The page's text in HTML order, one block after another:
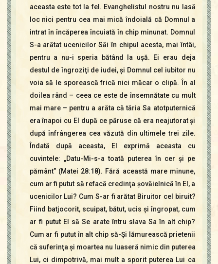
aceasta este tot la fel. Evanghelistul nostru nu lasă
loc nici pentru cea mai mică îndoială că Domnul a
intrat în încăperea încuiată în chip minunat. Domnul
S-a arătat ucenicilor Săi în chipul acesta, mai întâi,
pentru a nu-i speria bătând la uşă. Ei erau deja
destul de îngroziţi de iudei, şi Domnul cel iubitor nu
voia să le sporească frică nici măcar o clipă. În al
doilea rând – ceea ce este de însemnătate cu mult
mai mare – pentru a arăta că tăria Sa atotputernică
era înapoi cu El după ce păruse că era neajutorat şi
după înfrângerea cea văzută din ultimele trei zile.
Îndată după aceasta, El exprimă aceasta cu
cuvintele: „Datu-Mi-s-a toată puterea în cer şi pe
pământ” (Matei 28:18). Fără această mare minune,
cum ar fi putut să refacă credinţa şovăielnică în El, a
ucenicilor Lui? Cum S-ar fi arătat Biruitor cel biruit?
Fiind batjocorit, scuipat, bătut, ucis şi îngropat, cum
ar fi putut El să Se arate întru slava Sa în alt chip?
Cum ar fi putut în alt chip să-Şi lămurească prietenii
că suferinţa şi moartea nu luaseră nimic din puterea
Lui, ci dimpotrivă, mai mult a sporit puterea Lui ca